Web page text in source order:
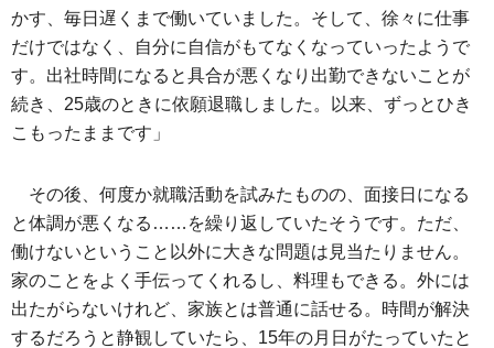
かす、毎日遅くまで働いていました。そして、徐々に仕事
だけではなく、自分に自信がもてなくなっていったようで
す。出社時間になると具合が悪くなり出勤できないことが
続き、25歳のときに依願退職しました。以来、ずっとひき
こもったままです」
その後、何度か就職活動を試みたものの、面接日になる
と体調が悪くなる……を繰り返していたそうです。ただ、
働けないということ以外に大きな問題は見当たりません。
家のことをよく手伝ってくれるし、料理もできる。外には
出たがらないけれど、家族とは普通に話せる。時間が解決
するだろうと静観していたら、15年の月日がたっていたと